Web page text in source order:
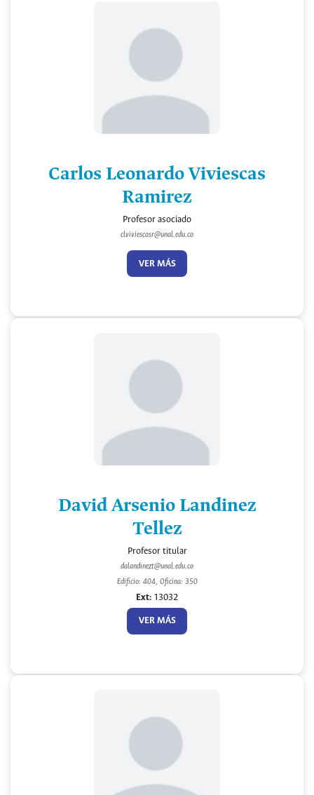
Carlos Leonardo Viviescas
Ramirez
Profesor asociado
clviviescasr@unal.edu.co
VER MÁS
David Arsenio Landinez
Tellez
Profesor titular
dalandinezt@unal.edu.co
Edificio: 404, Oficina: 350
Ext: 13032
VER MÁS